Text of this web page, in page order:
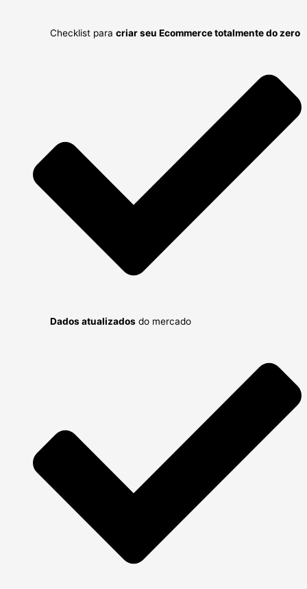
Checklist para criar seu Ecommerce totalmente do zero
Dados atualizados do mercado